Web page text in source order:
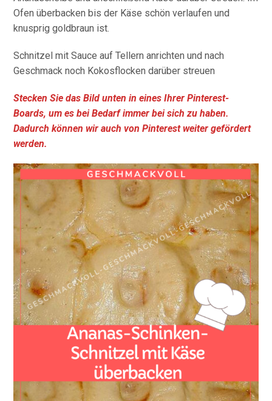
Ofen überbacken bis der Käse schön verlaufen und
knusprig goldbraun ist.
Schnitzel mit Sauce auf Tellern anrichten und nach
Geschmack noch Kokosflocken darüber streuen
Stecken Sie das Bild unten in eines Ihrer Pinterest-
Boards, um es bei Bedarf immer bei sich zu haben.
Dadurch können wir auch von Pinterest weiter gefördert
werden.